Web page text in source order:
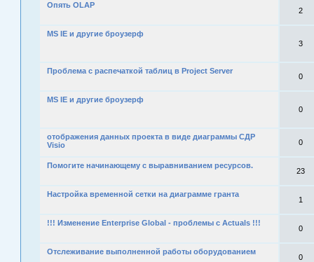
Опять OLAP
2
MS IE и другие броузерф
3
Проблема с распечаткой таблиц в Project Server
0
MS IE и другие броузерф
0
отображения данных проекта в виде диаграммы СДР
Visio
0
Помогите начинающему с выравниванием ресурсов.
23
Настройка временной сетки на диаграмме гранта
1
!!! Изменение Enterprise Global - проблемы с Actuals !!!
0
Отслеживание выполненной работы оборудованием
0